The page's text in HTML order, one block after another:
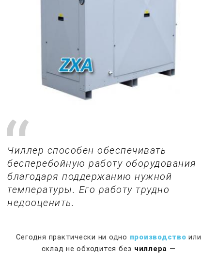
Чиллер способен обеспечивать
бесперебойную работу оборудования
благодаря поддержанию нужной
температуры. Его работу трудно
недооценить.
Сегодня практически ни одно производство или
склад не обходится без чиллера —